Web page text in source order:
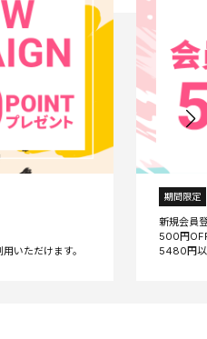
期間限定
新規会員
500円